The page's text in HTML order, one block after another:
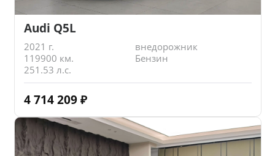
Audi Q5L
2021 г.
внедорожник
119900 км.
Бензин
251.53 л.с.
4 714 209 ₽